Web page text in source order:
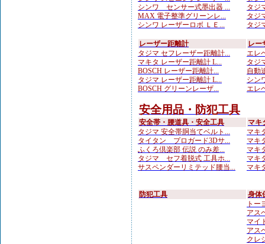
シンワ センサー式墨出器 ...
MAX 電子整準グリーンレ...
シンワ レーザーロボ ＬＥ...
タジ
タジ
タジ
レーザー距離計
タジマ セフレーザー距離計...
マキタ レーザー距離計 L...
BOSCH レーザー距離計...
タジマ レーザー距離計 L...
BOSCH グリーンレーザ...
レー
エレ
タジ
自動
シン
エレ
安全用品・防犯工具
安全帯・腰道具・安全工具
タジマ 安全帯胴当てベルト...
タイタン プロガード3Dサ...
ふくろ倶楽部 伝説 のみ差...
タジマ セフ着脱式 工具ホ...
サスペンダーリミテッド腰当...
マキ
マキ
マキ
マキ
マキ
マキ
防犯工具
身体
トー
アス
マイ
アス
クレ